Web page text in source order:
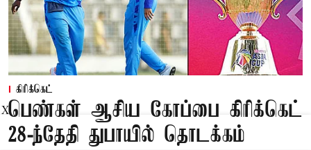
கிரிக்கெட்
பெண்கள் ஆசிய கோப்பை கிரிக்கெட்
28-ந்தேதி துபாயில் தொடக்கம்
X